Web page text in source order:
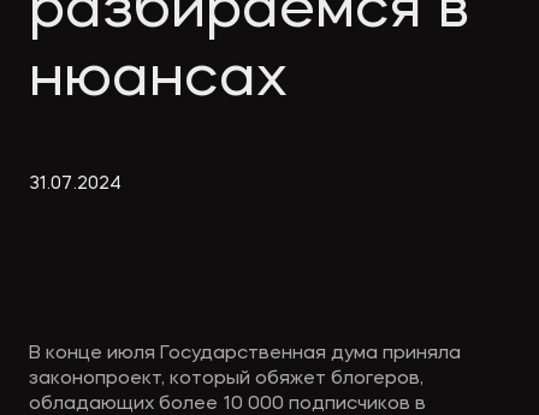
правоUseful
materials
разбираемся в
нюансах
31.07.2024
В конце июля Государственная дума приняла
законопроект, который обяжет блогеров,
обладающих более 10 000 подписчиков в